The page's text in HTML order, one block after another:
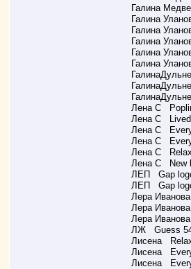
Галина
Галина
Галина
Галина
Галина
Галина
Лена С
Лена С
Лена С
Лена С
Лена С
Лена С New
ЛЕП Gap
ЛЕП Gap
Лера
Лера
Лера
ЛЖ Guess
Лисена
Лисена
Лисена